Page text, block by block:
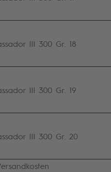
III 300 Gr. 18
III 300 Gr. 19
III 300 Gr. 20